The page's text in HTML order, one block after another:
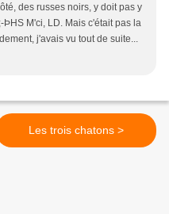
des russes noirs, y doit pas y
M'ci, LD. Mais c'était pas la
j'avais vu tout de suite...
Les trois chatons >